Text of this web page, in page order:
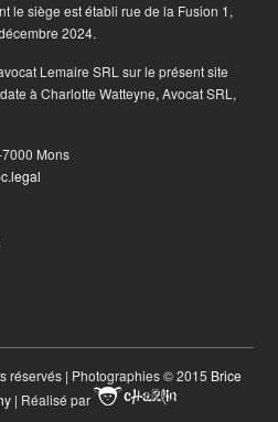
le siège est établi rue de la Fusion 1,
2024.
Lemaire SRL sur le présent site
à Charlotte Watteyne, Avocat SRL,
Mons
réservés | Photographies © 2015 Brice
| Réalisé par